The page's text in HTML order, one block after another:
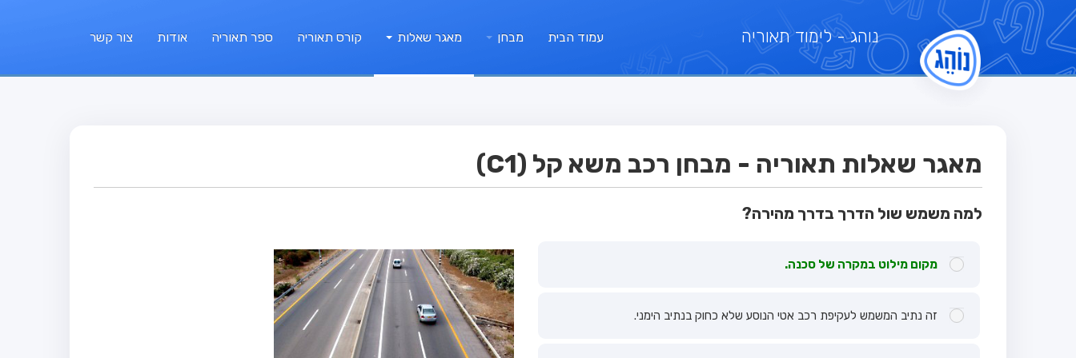
נוהג- לימוד תאוריה עמוד הבית מבחן מאגר שאלות קורס תאוריה ספר תאוריה אודות צור קשר
מאגר שאלות תאוריה - מבחן רכב משא קל (C1)
למה משמש שול הדרך בדרך מהירה?
מקום מילוט במקרה של סכנה.
זה נתיב המשמש לעקיפת רכב אטי הנוסע שלא כחוק בנתיב הימני.